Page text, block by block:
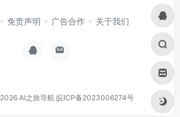
免责声明 广告合作 关于我们
AI之旅导航 皖ICP备2023006274号